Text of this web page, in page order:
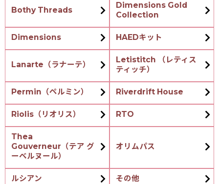
Bothy Threads
Dimensions Gold
Collection
Dimensions HAEDキット
Lanarte（ラナーテ）
Letistitch （レティス
ティッチ）
Permin（ペルミン） Riverdrift House
Riolis（リオリス） RTO
Thea
Gouverneur（テア グ
ーベルヌール）
オリムパス
ルシアン その他